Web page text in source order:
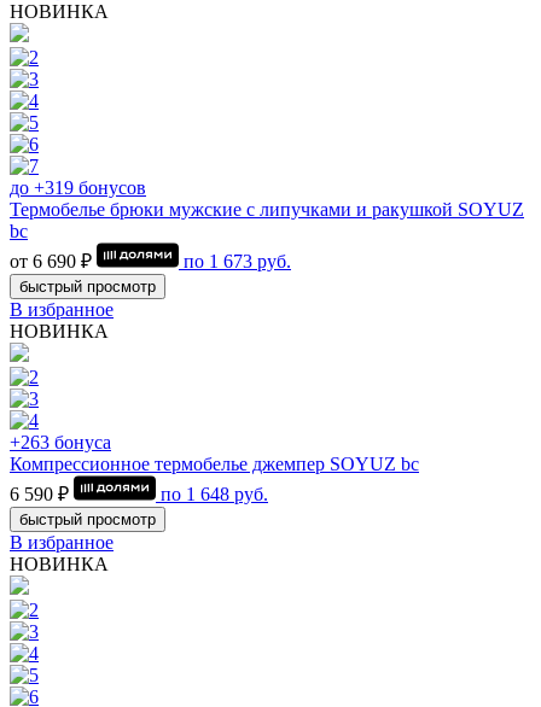
НОВИНКА
до +319 бонусов
Термобелье брюки мужские с липучками и ракушкой SOYUZ
bc
от 6 690 ₽
по 1 673 руб.
быстрый просмотр
В избранное
НОВИНКА
+263 бонуса
Компрессионное термобелье джемпер SOYUZ bc
6 590 ₽
по 1 648 руб.
быстрый просмотр
В избранное
НОВИНКА